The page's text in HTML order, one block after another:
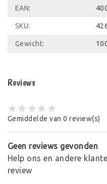
EAN:
SKU:
Gewicht:
Reviews
Gemiddelde van 0 review(s)
Geen reviews gevonden
Help ons en andere
review